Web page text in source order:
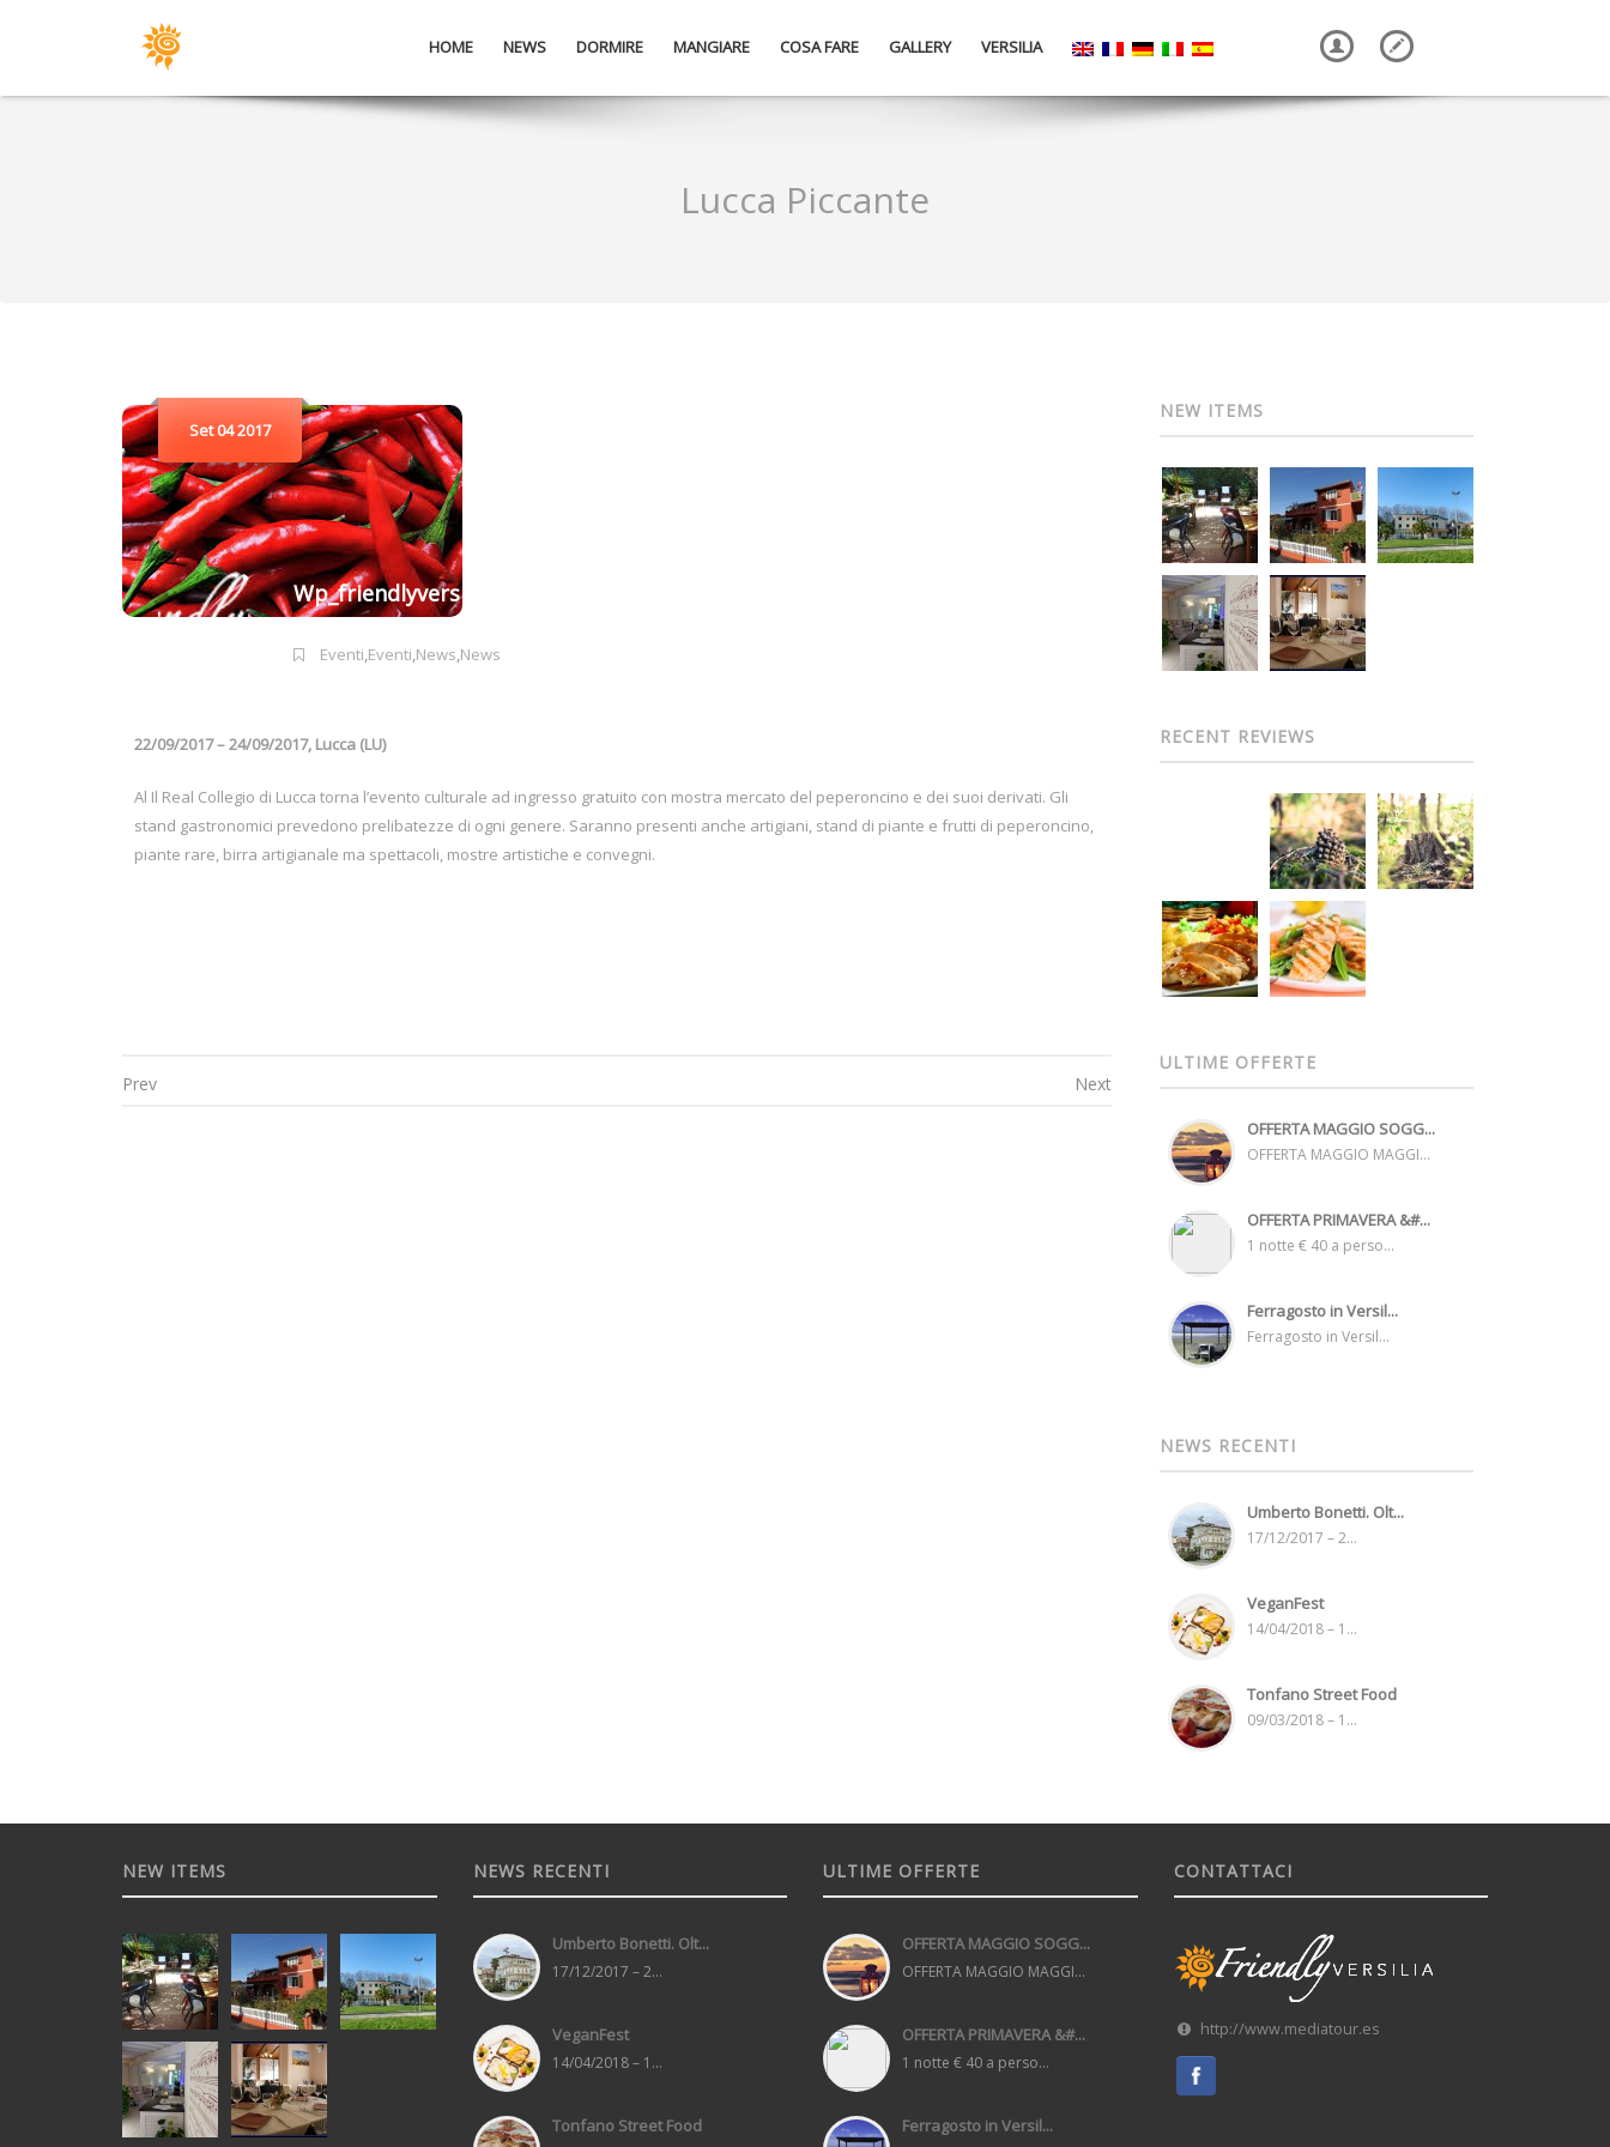
HOME NEWS DORMIRE MANGIARE COSA FARE GALLERY VERSILIA
Lucca Piccante
Set 04 2017
Wp_friendlyvers
Eventi,Eventi,News,News
22/09/2017 – 24/09/2017, Lucca (LU)
Al Il Real Collegio di Lucca torna l’evento culturale ad ingresso gratuito con mostra mercato del peperoncino e dei suoi derivati. Gli
stand gastronomici prevedono prelibatezze di ogni genere. Saranno presenti anche artigiani, stand di piante e frutti di peperoncino,
piante rare, birra artigianale ma spettacoli, mostre artistiche e convegni.
Prev Next
NEW ITEMS
RECENT REVIEWS
ULTIME OFFERTE
OFFERTA MAGGIO SOGG...
OFFERTA MAGGIO MAGGI...
OFFERTA PRIMAVERA &#...
1 notte € 40 a perso...
Ferragosto in Versil...
Ferragosto in Versil...
NEWS RECENTI
Umberto Bonetti. Olt...
17/12/2017 – 2...
VeganFest
14/04/2018 – 1...
Tonfano Street Food
09/03/2018 – 1...
NEW ITEMS NEWS RECENTI
Umberto Bonetti. Olt...
17/12/2017 – 2...
VeganFest
14/04/2018 – 1...
Tonfano Street Food
ULTIME OFFERTE
OFFERTA MAGGIO SOGG...
OFFERTA MAGGIO MAGGI...
OFFERTA PRIMAVERA &#...
1 notte € 40 a perso...
Ferragosto in Versil...
CONTATTACI
http://www.mediatour.es